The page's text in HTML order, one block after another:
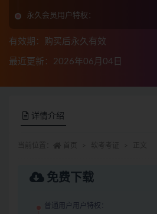
永久会员用户特权：
有效期：购买后永久有效
最近更新：2026年06月04日
详情介绍
免费下载
普通用户用户特权：